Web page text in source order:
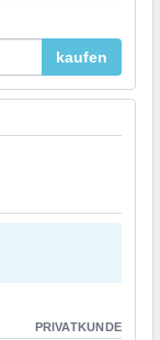
kaufen
PRIVATKUNDE